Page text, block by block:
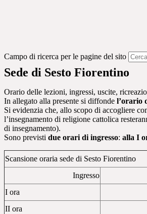
Campo di ricerca per le pagine del sito
Sede di Sesto Fiorentino
Orario delle lezioni, ingressi, uscite,
In allegato alla presente si diffonde l’orario
Si evidenzia che, allo scopo di accogliere
l’insegnamento di religione cattolica
di insegnamento).
Sono previsti due orari di ingresso: alla I
Scansione oraria sede di Sesto Fiorentino
Ingresso
I ora
II ora